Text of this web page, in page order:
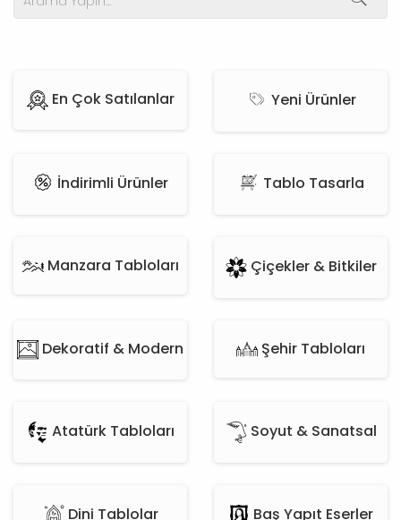
En Çok Satılanlar Yeni Ürünler
İndirimli Ürünler Tablo Tasarla
Manzara Tabloları Çiçekler & Bitkiler
Dekoratif & Modern Şehir Tabloları
Atatürk Tabloları Soyut & Sanatsal
Dini Tablolar Baş Yapıt Eserler